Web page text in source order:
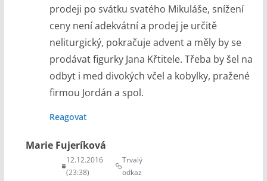
prodeji po svátku svatého Mikuláše, snížení
ceny není adekvátní a prodej je určitě
neliturgický, pokračuje advent a měly by se
prodávat figurky Jana Křtitele. Třeba by šel na
odbyt i med divokých včel a kobylky, pražené
firmou Jordán a spol.
Reagovat
Marie Fujeríková
12.12.2016
(23:38)
Trvalý
odkaz